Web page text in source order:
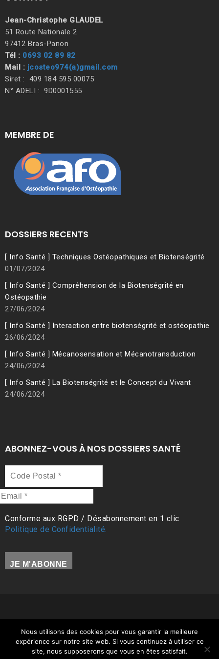
Jean-Christophe GLAUDEL
51 Route Nationale 2
97412 Bras-Panon
Tél : 0693 02 89 82
Mail : jcosteo974(a)gmail.com
Siret : 409 184 595 00075
N° ADELI : 9D0001555
MEMBRE DE
DOSSIERS RECENTS
[ Info Santé ] Techniques Ostéopathiques et Biotenségrité
01/07/2024
[ Info Santé ] Compréhension de la Biotenségrité en
Ostéopathie
27/06/2024
[ Info Santé ] Interaction entre biotenségrité et ostéopathie
26/06/2024
[ Info Santé ] Mécanosensation et Mécanotransduction
24/06/2024
[ Info Santé ] La Biotenségrité et le Concept du Vivant
24/06/2024
ABONNEZ-VOUS À NOS DOSSIERS SANTÉ
Postal
*
Email
*
Conforme aux RGPD / Désabonnement en 1 clic
Politique de Confidentialité.
Ostéopathe 97412 |Mentions légales|Politique de
Confidentialité| Site WordPress propulsé parMimiLaFouine
Nous utilisons des cookies pour vous garantir la meilleure
expérience sur notre site web. Si vous continuez à utiliser ce
site, nous supposerons que vous en êtes satisfait.